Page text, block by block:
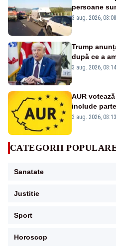
persoane
desfășoară
3 aug. 2026, 08:08
Trump
după ce a
3 aug. 2026, 08:14
AUR
include
de avere și
trebuie să
3 aug. 2026, 08:13
CATEGORII
Sanatate
Justitie
Sport
Horoscop